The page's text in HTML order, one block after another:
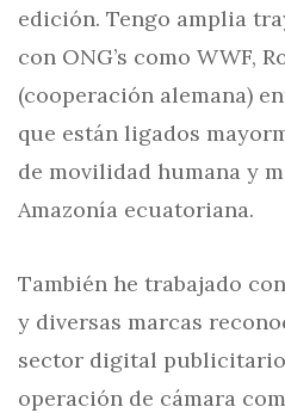
edición. Tengo amplia
con ONG’s como WWF,
(cooperación alemana)
que están ligados
de movilidad humana y
Amazonía ecuatoriana.
También he trabajado
y diversas marcas
sector digital
operación de cámara